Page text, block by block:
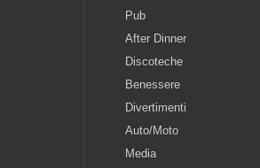
Pub
After Dinner
Discoteche
Benessere
Divertimenti
Auto/Moto
Media